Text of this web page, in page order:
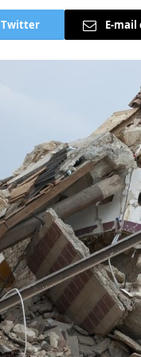
Twitter E-mail